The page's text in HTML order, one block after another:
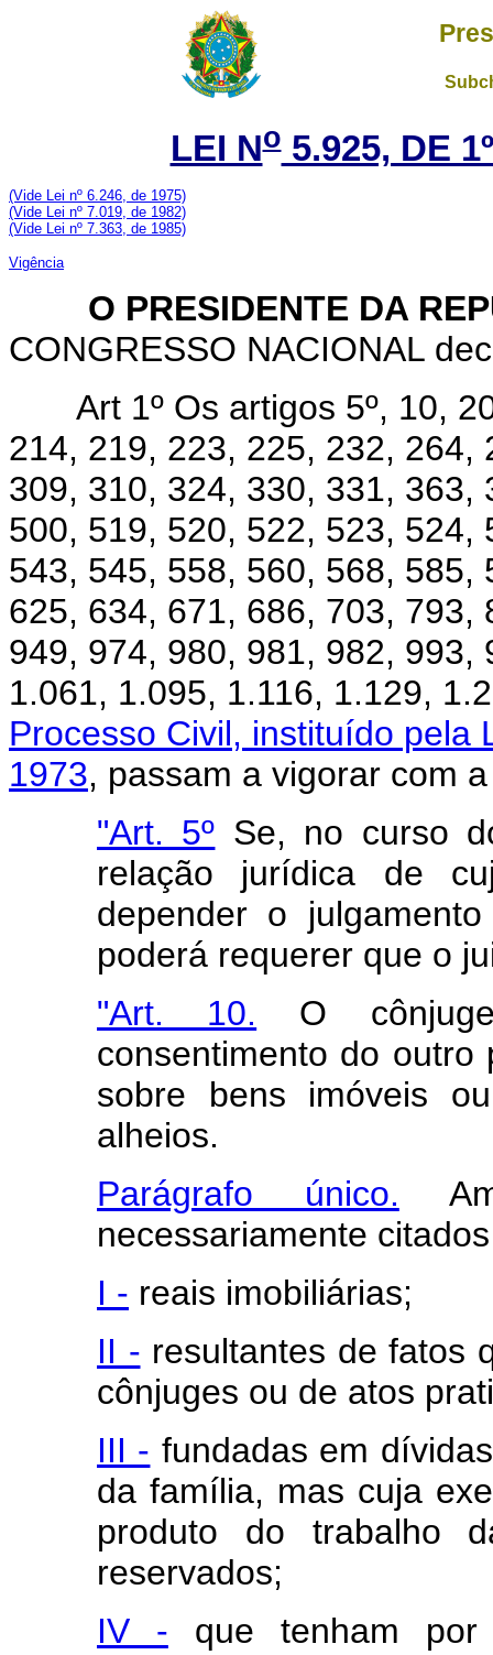
LEI No5.925, DE
(Vide Lei nº 6.246, de 1975)
(Vide Lei nº 7.019, de 1982)
(Vide Lei nº 7.363, de 1985)
Vigência
O PRESIDENTE DA
CONGRESSO NACIONAL
Art 1º Os artigos 5º, 10,
214, 219, 223, 225, 232,
309, 310, 324, 330, 331,
500, 519, 520, 522, 523,
543, 545, 558, 560, 568,
625, 634, 671, 686, 703,
949, 974, 980, 981, 982,
1.061, 1.095, 1.116, 1.129,
Processo Civil, instituído pela
1973, passam a vigorar com
"Art. 5º Se, no curso
relação jurídica de
depender o
poderá requerer que o
"Art. 10. O
consentimento do
sobre bens imóveis
alheios.
Parágrafo único.
necessariamente
I - reais imobiliárias;
II - resultantes de fatos
cônjuges ou de atos
III - fundadas em
da família, mas cuja
produto do trabalho
reservados;
IV - que tenham por